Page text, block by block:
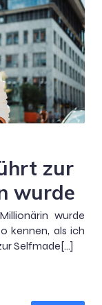
zur
wurde
wurde
kennen, als ich
Selfmade[…]